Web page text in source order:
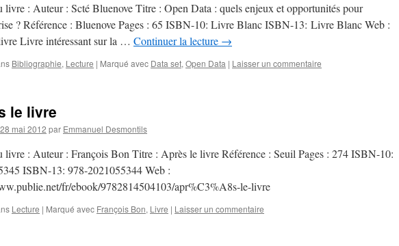
livre : Auteur : Scté Bluenove Titre : Open Data : quels enjeux et opportunités pour
? Référence : Bluenove Pages : 65 ISBN-10: Livre Blanc ISBN-13: Livre Blanc Web :
Livre intéressant sur la … Continuer la lecture →
Bibliographie, Lecture | Marqué avec Data set, Open Data | Laisser un commentaire
le livre
28 mai 2012 par Emmanuel Desmontils
livre : Auteur : François Bon Titre : Après le livre Référence : Seuil Pages : 274 ISBN-10:
ISBN-13: 978-2021055344 Web :
fr/ebook/9782814504103/apr%C3%A8s-le-livre
Lecture | Marqué avec François Bon, Livre | Laisser un commentaire